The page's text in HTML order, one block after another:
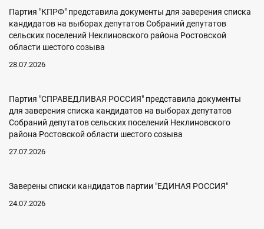
Партия "КПРФ" представила документы для заверения списка
кандидатов на выборах депутатов Собраний депутатов
сельских поселений Неклиновского района Ростовской
области шестого созыва
28.07.2026
Партия "СПРАВЕДЛИВАЯ РОССИЯ" представила документы
для заверения списка кандидатов на выборах депутатов
Собраний депутатов сельских поселений Неклиновского
района Ростовской области шестого созыва
27.07.2026
Заверены списки кандидатов партии "ЕДИНАЯ РОССИЯ"
24.07.2026